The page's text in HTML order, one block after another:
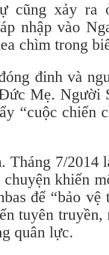
cũng xảy ra
nhập vào
chìm trong
đinh và
Mẹ. Người
“cuộc chiến
Tháng 7/2014
chuyện khiến
để “bảo
tuyên truyền,
quân lực.